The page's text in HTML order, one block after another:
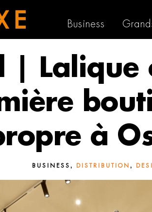
Business
| Lalique
à
BUSINESS , DISTRIBUTION ,